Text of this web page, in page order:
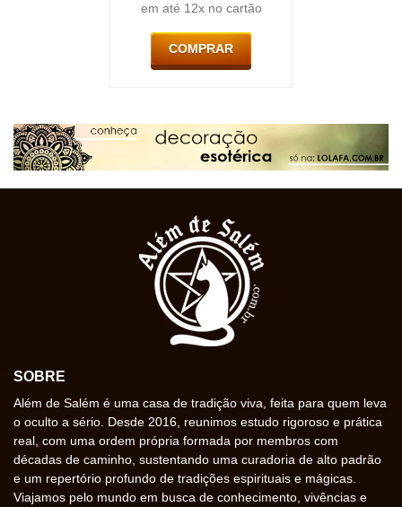
em até 12x no cartão
COMPRAR
SOBRE
Além de Salém é uma casa de tradição viva, feita para quem leva
o oculto a sério. Desde 2016, reunimos estudo rigoroso e prática
real, com uma ordem própria formada por membros com
décadas de caminho, sustentando uma curadoria de alto padrão
e um repertório profundo de tradições espirituais e mágicas.
Viajamos pelo mundo em busca de conhecimento, vivências e